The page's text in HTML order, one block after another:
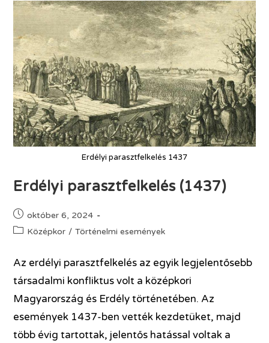
Erdélyi parasztfelkelés 1437
Erdélyi parasztfelkelés (1437)
október 6, 2024
Középkor / Történelmi események
Az erdélyi parasztfelkelés az egyik legjelentősebb
társadalmi konfliktus volt a középkori
Magyarország és Erdély történetében. Az
események 1437-ben vették kezdetüket, majd
több évig tartottak, jelentős hatással voltak a